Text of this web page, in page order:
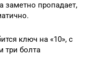
заметно пропадает,
ключ на «10», с
три болта